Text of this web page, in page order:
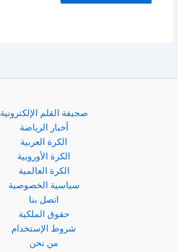
صجيفة القلم الإلكترونية
أخبار الرياضة
الكرة العربية
الكرة الأوروبية
الكرة العالمية
سياسية الخصوصية
اتصل بنا
حقوق الملكية
شروط الإستخدام
من نحن